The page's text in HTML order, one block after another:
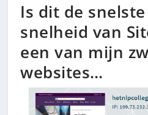
Is dit de
snelheid van
een van mijn
websites…